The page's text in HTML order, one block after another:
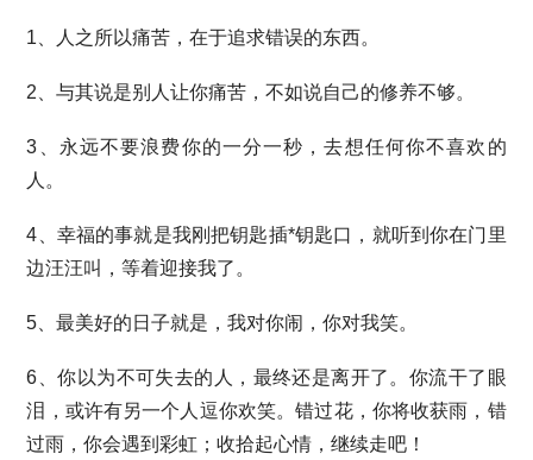
1、人之所以痛苦，在于追求错误的东西。
2、与其说是别人让你痛苦，不如说自己的修养不够。
3、永远不要浪费你的一分一秒，去想任何你不喜欢的
人。
4、幸福的事就是我刚把钥匙插*钥匙口，就听到你在门里
边汪汪叫，等着迎接我了。
5、最美好的日子就是，我对你闹，你对我笑。
6、你以为不可失去的人，最终还是离开了。你流干了眼
泪，或许有另一个人逗你欢笑。错过花，你将收获雨，错
过雨，你会遇到彩虹；收拾起心情，继续走吧！